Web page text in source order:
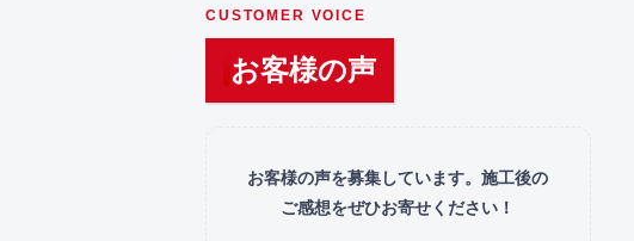
CUSTOMER VOICE
お客様の声
お客様の声を募集しています。施工後の
ご感想をぜひお寄せください！